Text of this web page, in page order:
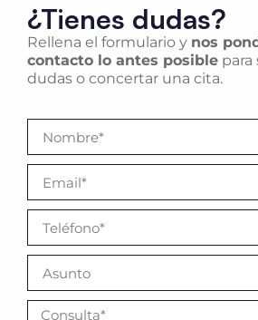
¿Tienes dudas?
Rellena el formulario y nos
contacto lo antes posible para
dudas o concertar una cita.